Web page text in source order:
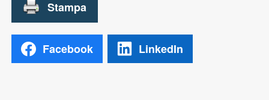
Facebook LinkedIn